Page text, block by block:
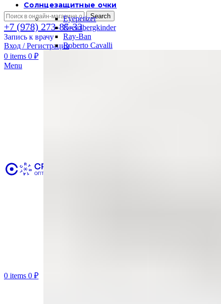
Search
+7 (978) 273-85-33
Запись к врачу
Вход / Регистрация
0 items 0 ₽
Menu
0 items 0 ₽
Солнцезащитные очки
Eyepetizer
Kreuzbergkinder
Ray-Ban
Roberto Cavalli